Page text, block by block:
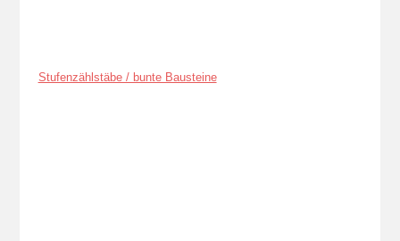
Stufenzählstäbe / bunte Bausteine